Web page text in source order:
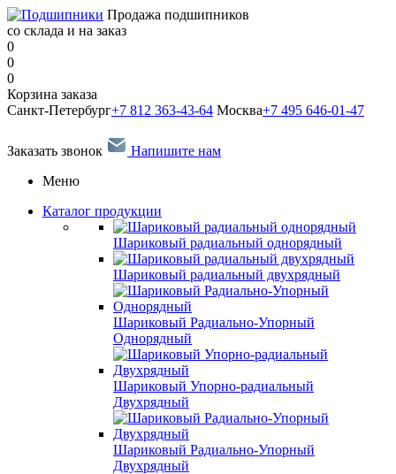
Продажа подшипников
со склада и на заказ
0
0
0
Корзина заказа
Санкт-Петербург+7 812 363-43-64 Москва+7 495 646-01-47
Заказать звонок
Напишите нам
Меню
Каталог продукции
Шариковый радиальный однорядный
Шариковый радиальный двухрядный
Шариковый Радиально-Упорный
Однорядный
Шариковый Упорно-радиальный
Двухрядный
Шариковый Радиально-Упорный
Двухрядный